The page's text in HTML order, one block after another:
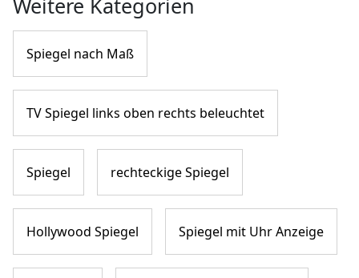
Spiegel nach Maß
TV Spiegel links oben rechts beleuchtet
Spiegel rechteckige Spiegel
Hollywood Spiegel Spiegel mit Uhr Anzeige